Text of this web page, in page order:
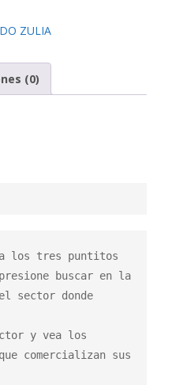
ZULIA
(0)
los tres puntitos
buscar en la
sector donde
y vea los
comercializan sus